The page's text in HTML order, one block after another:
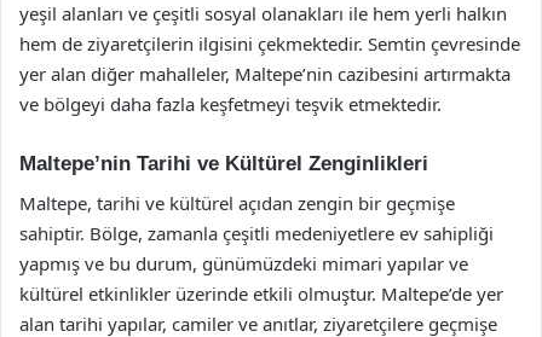
yeşil alanları ve çeşitli sosyal olanakları ile hem yerli halkın
hem de ziyaretçilerin ilgisini çekmektedir. Semtin çevresinde
yer alan diğer mahalleler, Maltepe’nin cazibesini artırmakta
ve bölgeyi daha fazla keşfetmeyi teşvik etmektedir.
Maltepe’nin Tarihi ve Kültürel Zenginlikleri
Maltepe, tarihi ve kültürel açıdan zengin bir geçmişe
sahiptir. Bölge, zamanla çeşitli medeniyetlere ev sahipliği
yapmış ve bu durum, günümüzdeki mimari yapılar ve
kültürel etkinlikler üzerinde etkili olmuştur. Maltepe’de yer
alan tarihi yapılar, camiler ve anıtlar, ziyaretçilere geçmişe